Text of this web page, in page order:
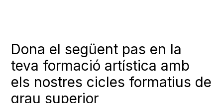
Dona el següent pas en la
teva formació artística amb
els nostres cicles formatius de
grau superior